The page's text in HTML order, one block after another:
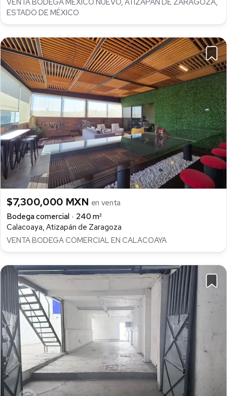
VENTA BODEGA MÉXICO NUEVO, ATIZAPÁN DE ZARAGOZA,
ESTADO DE MÉXICO
$7,300,000 MXN en venta
Bodega comercial
240 m²
Calacoaya, Atizapán de Zaragoza
VENTA BODEGA COMERCIAL EN CALACOAYA